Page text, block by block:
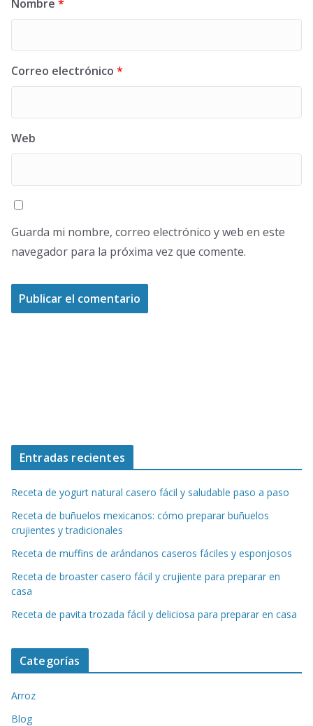
Nombre *
Correo electrónico *
Web
Guarda mi nombre, correo electrónico y web en este
navegador para la próxima vez que comente.
Entradas recientes
Receta de yogurt natural casero fácil y saludable paso a paso
Receta de buñuelos mexicanos: cómo preparar buñuelos
crujientes y tradicionales
Receta de muffins de arándanos caseros fáciles y esponjosos
Receta de broaster casero fácil y crujiente para preparar en
casa
Receta de pavita trozada fácil y deliciosa para preparar en casa
Categorías
Arroz
Blog